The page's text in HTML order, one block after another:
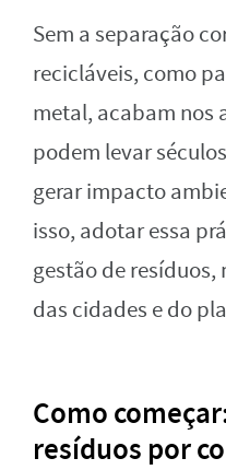
Sem a separação
recicláveis, como
metal, acabam nos
podem levar
gerar impacto
isso, adotar essa
gestão de
das cidades e do
Como
resíduos por